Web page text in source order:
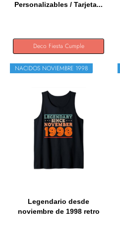
Personalizables / Tarjeta...
Deco Fiesta Cumple
NACIDOS NOVIEMBRE 1998
Legendario desde
noviembre de 1998 retro